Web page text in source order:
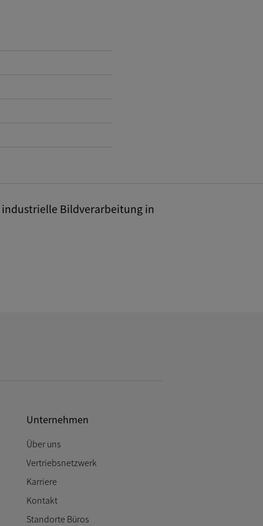
industrielle Bildverarbeitung in
Unternehmen
Über uns
Vertriebsnetzwerk
Karriere
Kontakt
Standorte Büros